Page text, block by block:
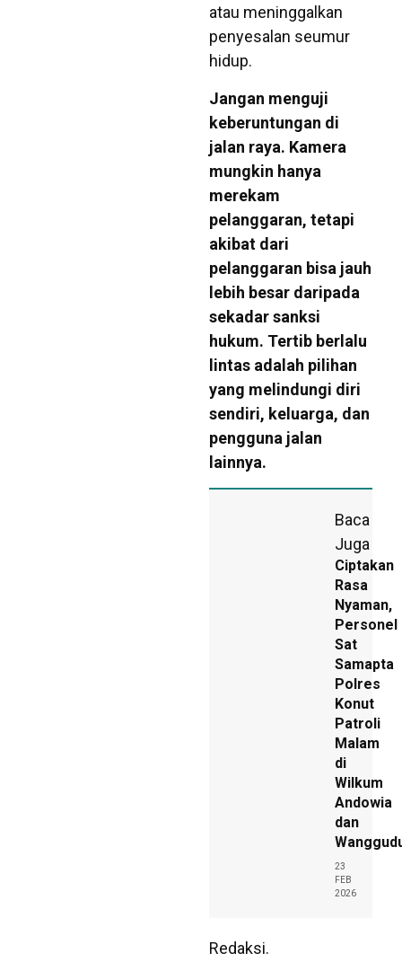
atau meninggalkan
penyesalan seumur
hidup.
Jangan menguji
keberuntungan di
jalan raya. Kamera
mungkin hanya
merekam
pelanggaran, tetapi
akibat dari
pelanggaran bisa jauh
lebih besar daripada
sekadar sanksi
hukum. Tertib berlalu
lintas adalah pilihan
yang melindungi diri
sendiri, keluarga, dan
pengguna jalan
lainnya.
Baca
Juga
Ciptakan
Rasa
Nyaman,
Personel
Sat
Samapta
Polres
Konut
Patroli
Malam
di
Wilkum
Andowia
dan
23
FEB
2026
Redaksi.